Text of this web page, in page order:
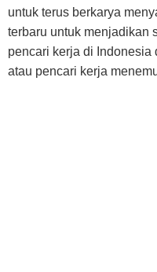
untuk terus berkarya
terbaru untuk menjadikan
pencari kerja di Indonesia
atau pencari kerja